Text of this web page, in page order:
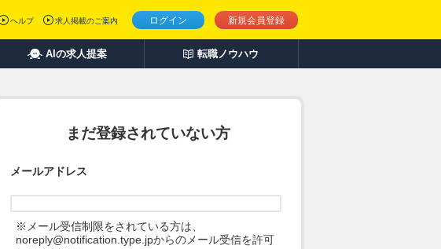
ログイン 新規会員登録
ヘルプ 求人掲載のご案内
AIの求人提案 転職ノウハウ
まだ登録されていない方
メールアドレス
※メール受信制限をされている方は、
noreply@notification.type.jpからのメール受信を許可